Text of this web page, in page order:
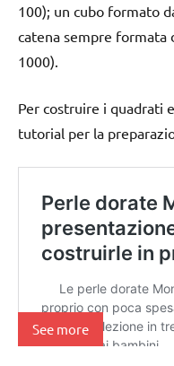
100); un cubo formato
catena sempre formata
1000).
Per costruire i quadrati
tutorial per la
See more